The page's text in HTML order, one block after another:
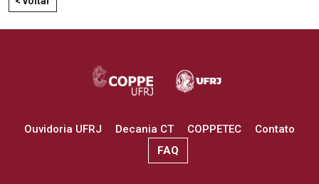
Ouvidoria UFRJ Decania CT COPPETEC
Contato
FAQ